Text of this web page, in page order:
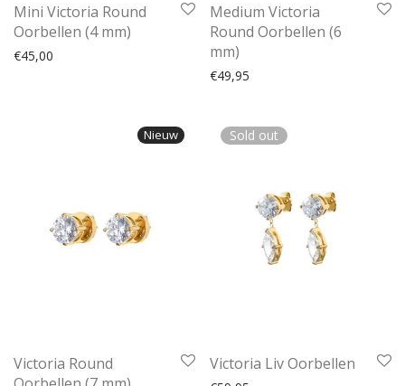
Mini Victoria Round
Oorbellen (4 mm)
€45,00
Medium Victoria
Round Oorbellen (6
mm)
€49,95
Nieuw
Victoria Round
Sold out
Victoria Liv Oorbellen